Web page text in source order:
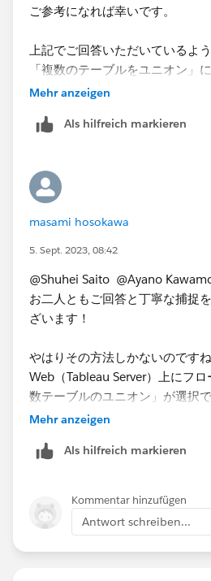
ご参考になれば幸いです。
上記でご回答いただいているよう
「複数のテーブルをユニオン」
に運用していました。
・対象フォルダ：常に対象の1フ
・対象フォルダ直下：「old」フ
ない先月までの分を格納。※Prep
める」、にチェックが入らないよ
■Prepの設定
「ファイルフィルター」で、「
績.xlsx・・・というファイル名
Mehr anzeigen
Als hilfreich markieren
masami hosokawa
5. Sept. 2023, 08:42
@Shuhei Saito @Ayano
お二人ともご回答と丁寧な捕捉
ざいます！
やはりその方法しかないのですね
Web（Tableau Server）上にフ
数テーブルのユニオン」が選択
してTable Namesを利用するしか
「関数的なモノは無い」ことが
環境により、File Pahesを使用す
用するかで検討を進めます！
ありがとうございました！
Mehr anzeigen
Als hilfreich markieren
Kommentar hinzufügen
Antwort schreiben...